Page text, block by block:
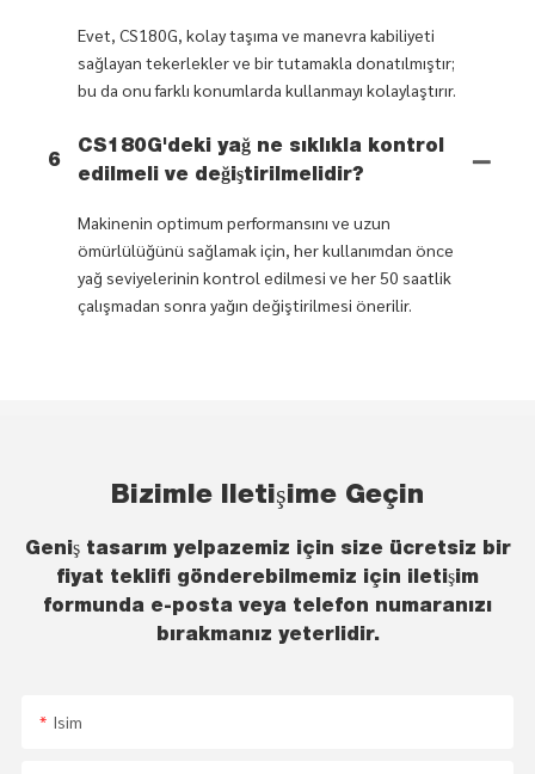
Evet, CS180G, kolay taşıma ve manevra kabiliyeti
sağlayan tekerlekler ve bir tutamakla donatılmıştır;
bu da onu farklı konumlarda kullanmayı kolaylaştırır.
6
CS180G'deki yağ ne sıklıkla kontrol
edilmeli ve değiştirilmelidir?
Makinenin optimum performansını ve uzun
ömürlülüğünü sağlamak için, her kullanımdan önce
yağ seviyelerinin kontrol edilmesi ve her 50 saatlik
çalışmadan sonra yağın değiştirilmesi önerilir.
Bizimle Iletişime Geçin
Geniş tasarım yelpazemiz için size ücretsiz bir
fiyat teklifi gönderebilmemiz için iletişim
formunda e-posta veya telefon numaranızı
bırakmanız yeterlidir.
Isim